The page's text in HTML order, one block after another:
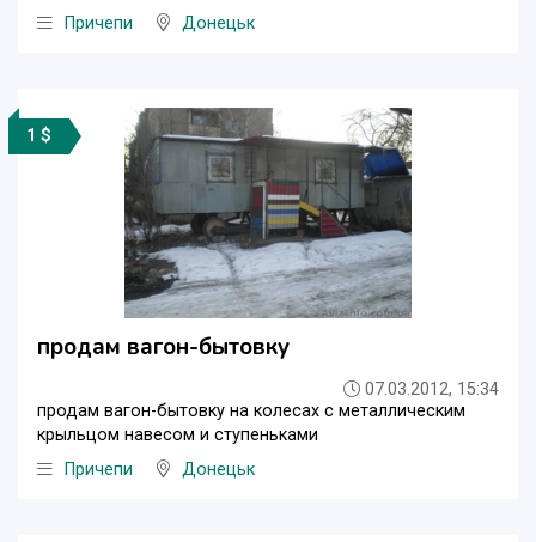
Причепи
Донецьк
1 $
продам вагон-бытовку
07.03.2012, 15:34
продам вагон-бытовку на колесах с металлическим
крыльцом навесом и ступеньками
Причепи
Донецьк